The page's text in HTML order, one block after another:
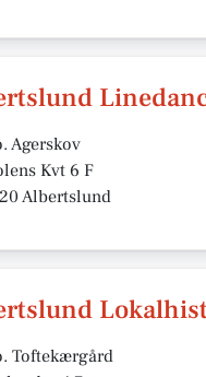
Agerskov
Kvt 6 F
Albertslund
Toftekærgård